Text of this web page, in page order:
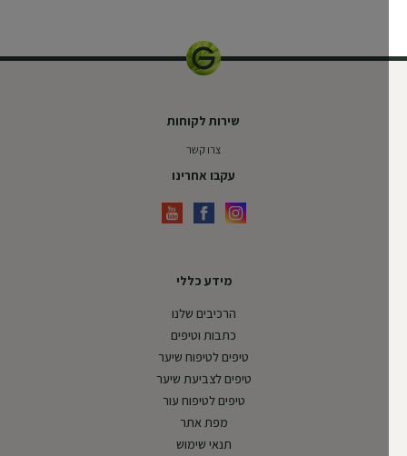
מידע כללי
הרכיבים שלנו
כתבות וטיפים
טיפים לטיפוח שיער
טיפים לצביעת שיער
טיפים לטיפוח עור
מפת אתר
תנאי שימוש
שירות לקוחות
צרו קשר
עקבו אחרינו